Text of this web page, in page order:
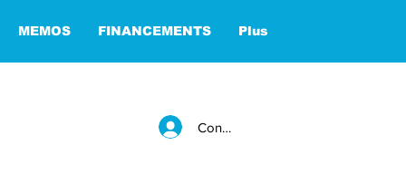
MEMOS FINANCEMENTS Plus
Connexion